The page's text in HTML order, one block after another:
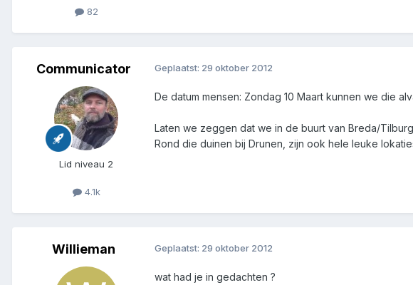
82
Communicator
Lid niveau 2
4.1k
Geplaatst: 29 oktober 2012
De datum mensen: Zondag 10 Maart kunnen we die
Laten we zeggen dat we in de buurt van Breda/
Rond die duinen bij Drunen, zijn ook hele leuke
Willieman Geplaatst: 29 oktober 2012
wat had je in gedachten ?